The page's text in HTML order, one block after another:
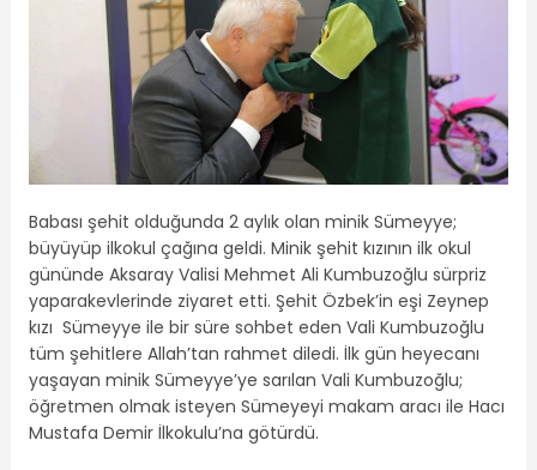
Babası şehit olduğunda 2 aylık olan minik Sümeyye;
büyüyüp ilkokul çağına geldi. Minik şehit kızının ilk okul
gününde Aksaray Valisi Mehmet Ali Kumbuzoğlu sürpriz
yaparakevlerinde ziyaret etti. Şehit Özbek’in eşi Zeynep
kızı Sümeyye ile bir süre sohbet eden Vali Kumbuzoğlu
tüm şehitlere Allah’tan rahmet diledi. İlk gün heyecanı
yaşayan minik Sümeyye’ye sarılan Vali Kumbuzoğlu;
öğretmen olmak isteyen Sümeyeyi makam aracı ile Hacı
Mustafa Demir İlkokulu’na götürdü.